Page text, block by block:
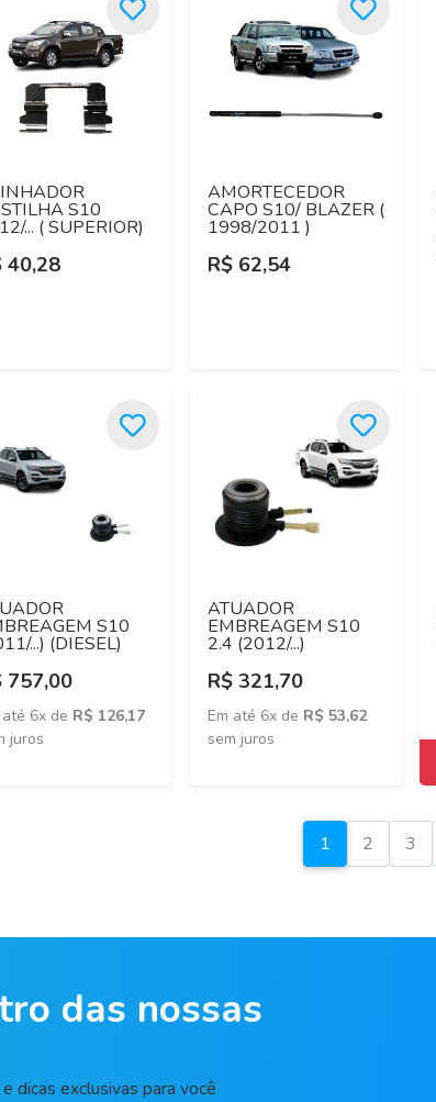
S10
... ( SUPERIOR)
40,28
AMORTECEDOR
CAPO S10/ BLAZER (
1998/2011 )
R$ 62,54
S10
...) (DIESEL)
757,00
até 6x de R$ 126,17
juros
ATUADOR
EMBREAGEM S10
2.4 (2012/...)
R$ 321,70
Em até 6x de R$ 53,62
sem juros
1 2 3
das nossas
dicas exclusivas para você